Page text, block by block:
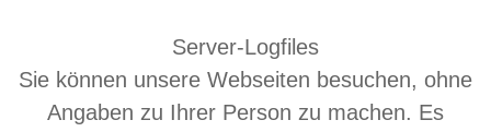
Server-Logfiles
Sie können unsere Webseiten besuchen, ohne
Angaben zu Ihrer Person zu machen. Es